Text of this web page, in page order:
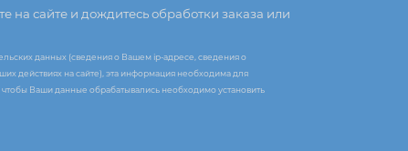
на сайте и дождитесь обработки заказа или
данных (сведения о Вашем ip-адресе, сведения о
действиях на сайте), эта информация необходима для
чтобы Ваши данные обрабатывались необходимо установить